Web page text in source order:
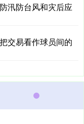
汛防台风和灾后应
交易看作球员间的